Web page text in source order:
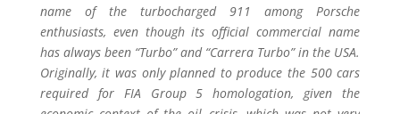
name of the turbocharged 911 among Porsche
enthusiasts, even though its official commercial name
has always been “Turbo” and “Carrera Turbo” in the USA.
Originally, it was only planned to produce the 500 cars
required for FIA Group 5 homologation, given the